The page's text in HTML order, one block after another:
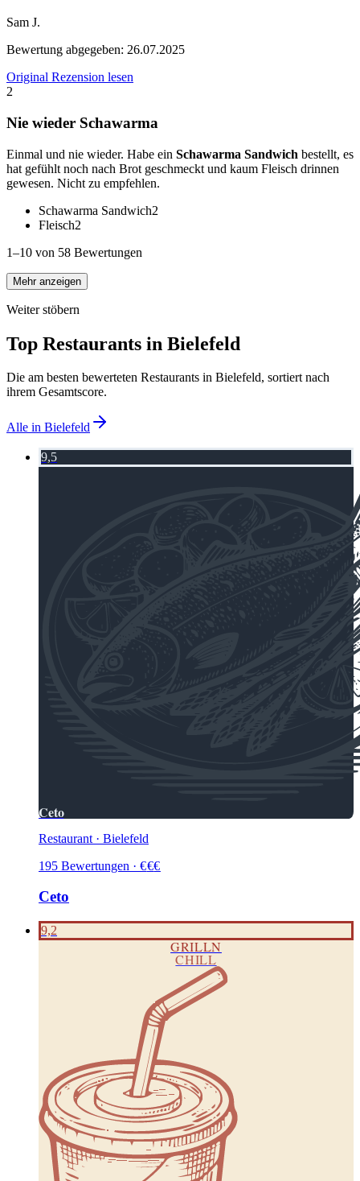
Sam J.
Bewertung abgegeben: 26.07.2025
Original Rezension lesen
2
Nie wieder Schawarma
Einmal und nie wieder. Habe ein Schawarma Sandwich bestellt, es
hat gefühlt noch nach Brot geschmeckt und kaum Fleisch drinnen
gewesen. Nicht zu empfehlen.
Schawarma Sandwich2
Fleisch2
1–10 von 58 Bewertungen
Mehr anzeigen
Weiter stöbern
Top Restaurants in Bielefeld
Die am besten bewerteten Restaurants in Bielefeld, sortiert nach
ihrem Gesamtscore.
Alle in Bielefeld
9,5
Ceto
Restaurant · Bielefeld
195 Bewertungen · €€€
Ceto
9,2
GRILLN
CHILL